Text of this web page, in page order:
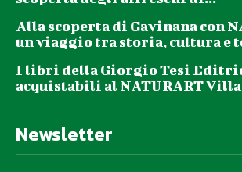
Alla scoperta di Gavinana con
un viaggio tra storia, cultura
I libri della Giorgio Tesi
acquistabili al NATURART
Newsletter